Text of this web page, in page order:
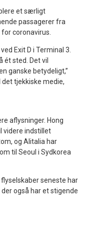
et særligt
passagerer fra
coronavirus.
Exit D i Terminal 3.
ét sted. Det vil
ganske betydeligt,”
tjekkiske medie,
aflysninger. Hong
videre indstillet
og Alitalia har
til Seoul i Sydkorea
seneste har
også har et stigende